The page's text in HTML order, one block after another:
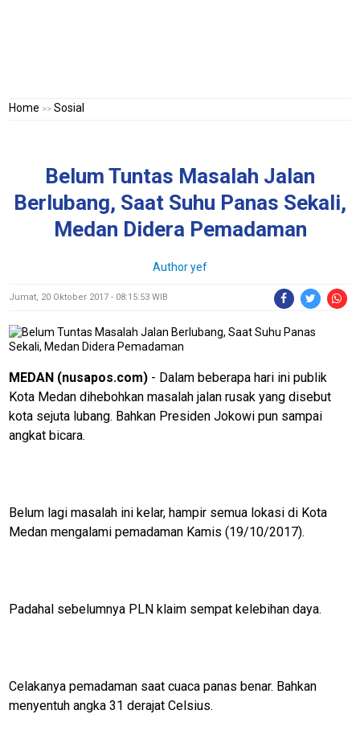
Home >>Sosial
Belum Tuntas Masalah Jalan
Berlubang, Saat Suhu Panas Sekali,
Medan Didera Pemadaman
Author yef
Jumat, 20 Oktober 2017 - 08:15:53 WIB
MEDAN (nusapos.com) - Dalam beberapa hari ini publik
Kota Medan dihebohkan masalah jalan rusak yang disebut
kota sejuta lubang. Bahkan Presiden Jokowi pun sampai
angkat bicara.
Belum lagi masalah ini kelar, hampir semua lokasi di Kota
Medan mengalami pemadaman Kamis (19/10/2017).
Padahal sebelumnya PLN klaim sempat kelebihan daya.
Celakanya pemadaman saat cuaca panas benar. Bahkan
menyentuh angka 31 derajat Celsius.